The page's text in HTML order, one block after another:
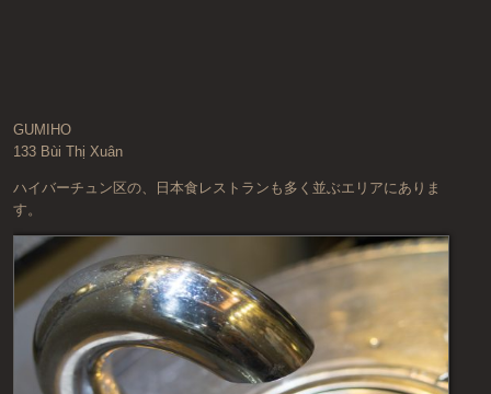
GUMIHO
133 Bùi Thị Xuân
ハイバーチュン区の、日本食レストランも多く並ぶエリアにありま
す。